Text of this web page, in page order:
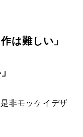
は難しい」
非モッケイデザ